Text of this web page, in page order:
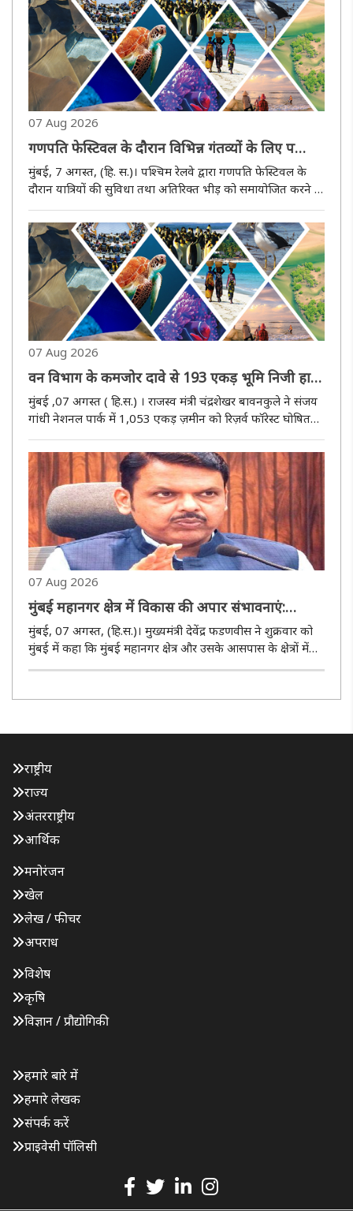
07 Aug 2026
गणपति फेस्टिवल के दौरान विभिन्न गंतव्यों के लिए पश्चिम
रेलवे की स्पेशल ट्रेनें
मुंबई, 7 अगस्त, (हि. स.)। पश्चिम रेलवे द्वारा गणपति फेस्टिवल के
दौरान यात्रियों की सुविधा तथा अतिरिक्त भीड़ को समायोजित करने के
जाएंगी। पश्चिम रेलवे के जनसंपर्क विभाग द्वारा ..
07 Aug 2026
वन विभाग के कमजोर दावे से 193 एकड़ भूमि निजी हाथों
में - ठाणे एनसीपी (एसपी )
मुंबई ,07 अगस्त ( हि.स.) । राजस्व मंत्री चंद्रशेखर बावनकुले ने संजय
गांधी नेशनल पार्क में 1,053 एकड़ ज़मीन को रिज़र्व फॉरेस्ट घोषित
कर दिया गया है। इससे ठाणे में एक बहुत बड़ा कंक्रीट ..
07 Aug 2026
मुंबई महानगर क्षेत्र में विकास की अपार संभावनाएं:
फडणवीस
मुंबई, 07 अगस्त, (हि.स.)। मुख्यमंत्री देवेंद्र फडणवीस ने शुक्रवार को
मुंबई में कहा कि मुंबई महानगर क्षेत्र और उसके आसपास के क्षेत्रों में
राष्ट्रीय
राज्य
अंतरराष्ट्रीय
आर्थिक
मनोरंजन
खेल
लेख / फीचर
अपराध
विशेष
कृषि
विज्ञान / प्रौद्योगिकी
हमारे बारे में
हमारे लेखक
संपर्क करें
प्राइवेसी पॉलिसी